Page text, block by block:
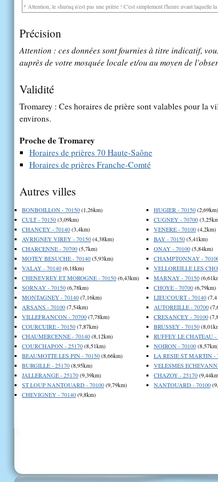
* Attention, le shuruq n'est pas une prière ! C'est simplement l'heure avant laquelle
Précision
Attention : ces données sont fournies à titre indicatif,
auprès de votre mosquée locale et/ou au moyen de
Validité
Tromarey : Ces horaires de prière sont valables pour la
environs.
Proche de Tromarey
Horaires de prières 70 Haute-Saône
Horaires de prières Franche-Comté
Autres villes
BONBOILLON - 70150(1,26km)
CULT - 70150(3,09km)
CHANCEY - 70140(3,4km)
AVRIGNEY VIREY - 70150(4,38km)
CHARCENNE - 70700(5,7km)
MOTEY BESUCHE - 70140(5,93km)
VALAY - 70140(6,18km)
CHENEVREY ET MOROGNE - 70150(6,43km)
SORNAY - 70150(6,78km)
MONTAGNEY - 70140(7,16km)
ARSANS - 70100(7,54km)
VILLEFRANCON - 70700(7,78km)
COURCUIRE - 70150(7,87km)
CHAUMERCENNE - 70140(8,12km)
COURCHAPON - 25170(8,51km)
BEAUMOTTE LES PIN - 70150(8,66km)
BURGILLE - 25170(8,95km)
JALLERANGE - 25170(9,39km)
ST LOUP NANTOUARD - 70100(9,79km)
CHEVIGNEY - 70140(9,8km)
HUGIER - 70150(2,69km)
CUGNEY - 70700
VENERE - 70100(4,2km)
BAY - 70150(5,41km)
ONAY - 70100(5,84km)
CHAMPTONNAY -
VELLOREILLE LES
MARNAY - 70150
CHOYE - 70700(6,79km)
LIEUCOURT - 70140
AUTOREILLE - 70700
CRESANCEY - 70100
BRUSSEY - 70150
RUFFEY LE CHATEAU -
NOIRON - 70100
LA RESIE ST MARTIN -
VELESMES
CHAZOY - 25170
NANTOUARD - 70100